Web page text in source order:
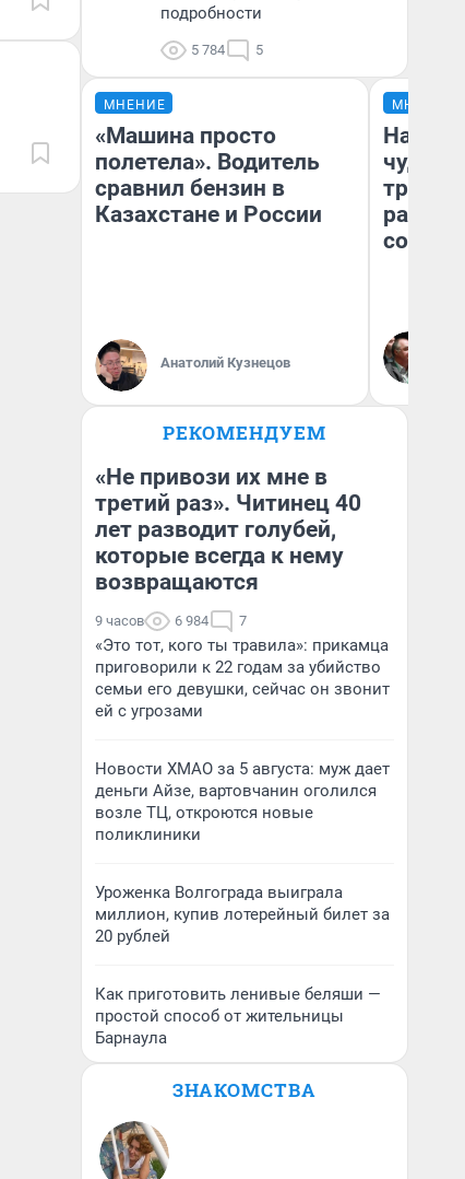
подробности
5 784 5
МНЕНИЕ
«Машина просто
полетела». Водитель
сравнил бензин в
Казахстане и России
Анатолий Кузнецов
МНЕНИЕ
чудом
РЕКОМЕНДУЕМ
«Не привози их мне в
третий раз». Читинец 40
лет разводит голубей,
которые всегда к нему
возвращаются
9 часов 6 984 7
«Это тот, кого ты травила»: прикамца
приговорили к 22 годам за убийство
семьи его девушки, сейчас он звонит
ей с угрозами
Новости ХМАО за 5 августа: муж дает
деньги Айзе, вартовчанин оголился
возле ТЦ, откроются новые
поликлиники
Уроженка Волгограда выиграла
миллион, купив лотерейный билет за
20 рублей
Как приготовить ленивые беляши —
простой способ от жительницы
Барнаула
ЗНАКОМСТВА